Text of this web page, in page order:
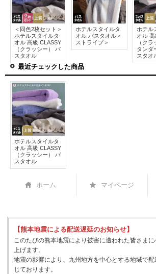
＜同色2枚セット＞
ホテルスタイルタ
オル 高級 CLASSY
（クラッシー） バ
スタオル
ホテルスタイルタ
オル バスタオル＜
ストライプ＞
ホテル
オル
（ク
タンダ
スタオ
最近チェックした商品
ホテルスタイルタ
オル 高級 CLASSY
（クラッシー） バ
スタオル
ホーム マイページ
【熊本地震による配送遅延のお知らせ】
このたびの熊本地震により被害に遭われた皆さま
上げます。
地震の影響により、九州地方を中心とする地域で
じております。